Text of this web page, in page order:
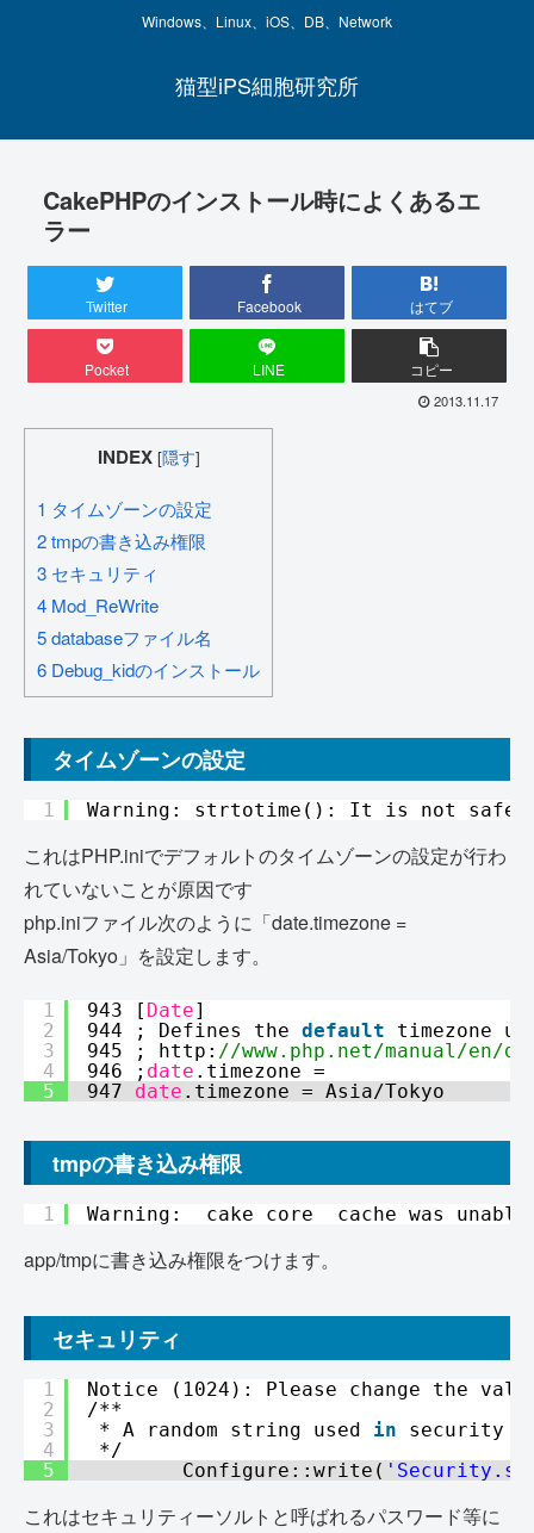
Windows、Linux、iOS、DB、Network
猫型iPS細胞研究所
CakePHPのインストール時によくあるエ
ラー
Twitter Facebook はてブ
Pocket LINE コピー
2013.11.17
INDEX [隠す]
1 タイムゾーンの設定
2tmpの書き込み権限
3 セキュリティ
4 Mod_ReWrite
5databaseファイル名
6 Debug_kidのインストール
タイムゾーンの設定
1 Warning: strtotime(): It is not safe
これはPHP.iniでデフォルトのタイムゾーンの設定が行わ
れていないことが原因です
php.iniファイル次のように「date.timezone =
Asia/Tokyo」を設定します。
1
2
3
4
5
943 [ Date]
944 ; Defines the default
timezone
945 ; http: //www.php.net/manual/en/
946 ; date .timezone =
947 date .timezone = Asia/Tokyo
tmpの書き込み権限
1 Warning: _cake_core_ cache was
app/tmpに書き込み権限をつけます。
セキュリティ
1
2
3
4
5
Notice (1024): Please change the
/**
* A random string used in
security
*/
Configure::write(
これはセキュリティーソルトと呼ばれるパスワード等に